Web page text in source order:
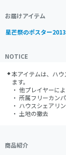
お届けアイテム
星芒祭のポスター
NOTICE
本アイテムは、ハ
ます。
・ 他プレイヤーに
・ 所属フリーカン
・ ハウスシェアリ
・ 土地の撤去
商品紹介